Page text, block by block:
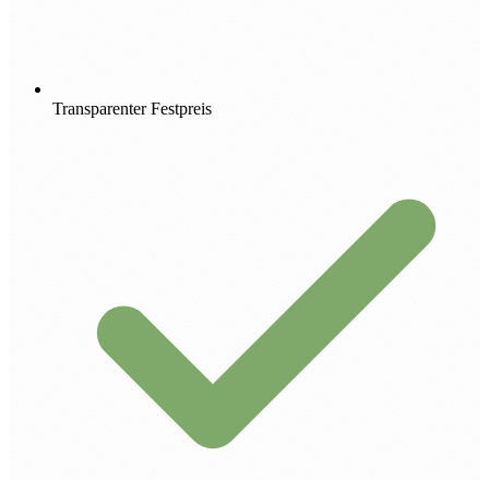
Transparenter Festpreis